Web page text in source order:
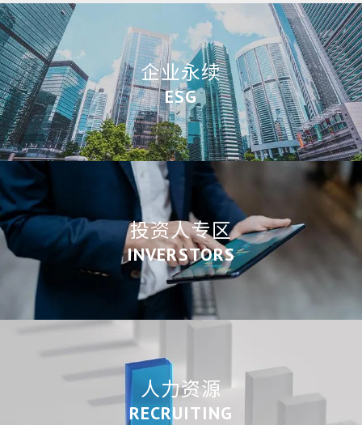
企业永续
ESG
投资人专区
INVERSTORS
人力资源
RECRUITING